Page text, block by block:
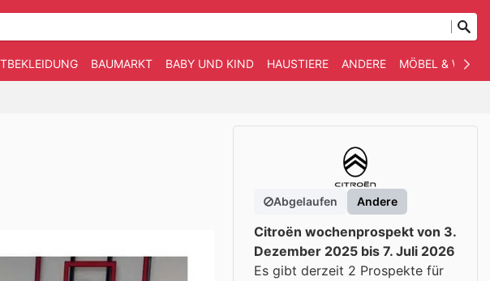
BAUMARKT BABY UND KIND HAUSTIERE ANDERE MÖBEL &
Abgelaufen Andere
Citroën wochenprospekt von 3.
Dezember 2025 bis 7. Juli 2026
Es gibt derzeit 2 Prospekte für